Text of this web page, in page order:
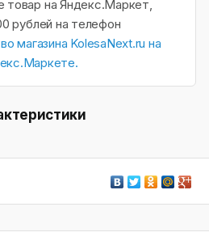
товар на Яндекс.Маркет,
рублей на телефон